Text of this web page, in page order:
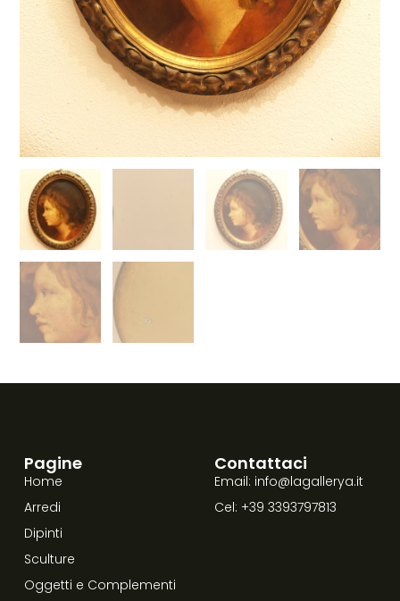
Pagine
Home
Arredi
Dipinti
Sculture
Oggetti e Complementi
Contattaci
Email: info@lagallerya.it
Cel: +39 3393797813